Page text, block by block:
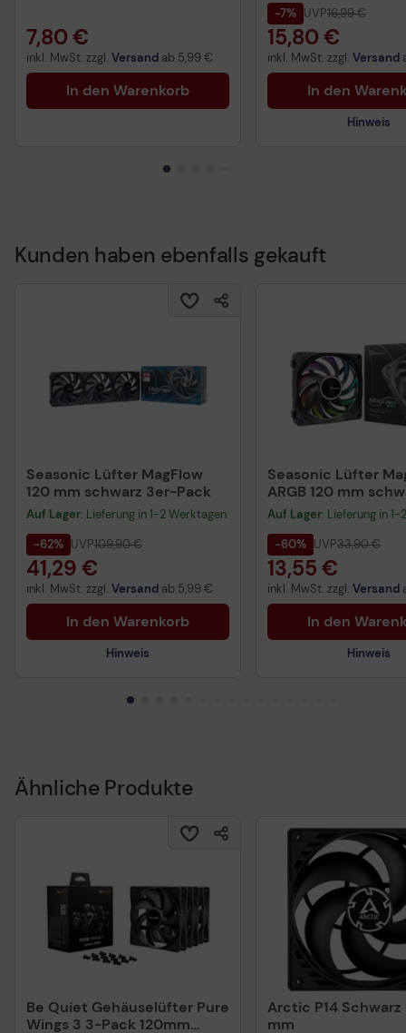
7,80 €
inkl. MwSt. zzgl. Versand ab 5,99 €
In den Warenkorb
-7% UVP16,99 €
15,80 €
inkl. MwSt. zzgl. Versand
In den
Hinweis
Technisches
Kunden haben ebenfalls gekauft
Seasonic Lüfter MagFlow
120 mm schwarz 3er-Pack
Auf Lager: Lieferung in 1-2 Werktagen
-62% UVP109,90 €
41,29 €
inkl. MwSt. zzgl. Versand ab 5,99 €
In den Warenkorb
Hinweis
Seasonic Lüfter
ARGB 120 mm
Auf Lager: Lieferung in
-60% UVP33,90 €
13,55 €
inkl. MwSt. zzgl. Versand
In den
Hinweis
Ähnliche Produkte
Be Quiet Gehäuselüfter Pure
Wings 3 3-Pack 120mm
Arctic P14 Schwarz
mm